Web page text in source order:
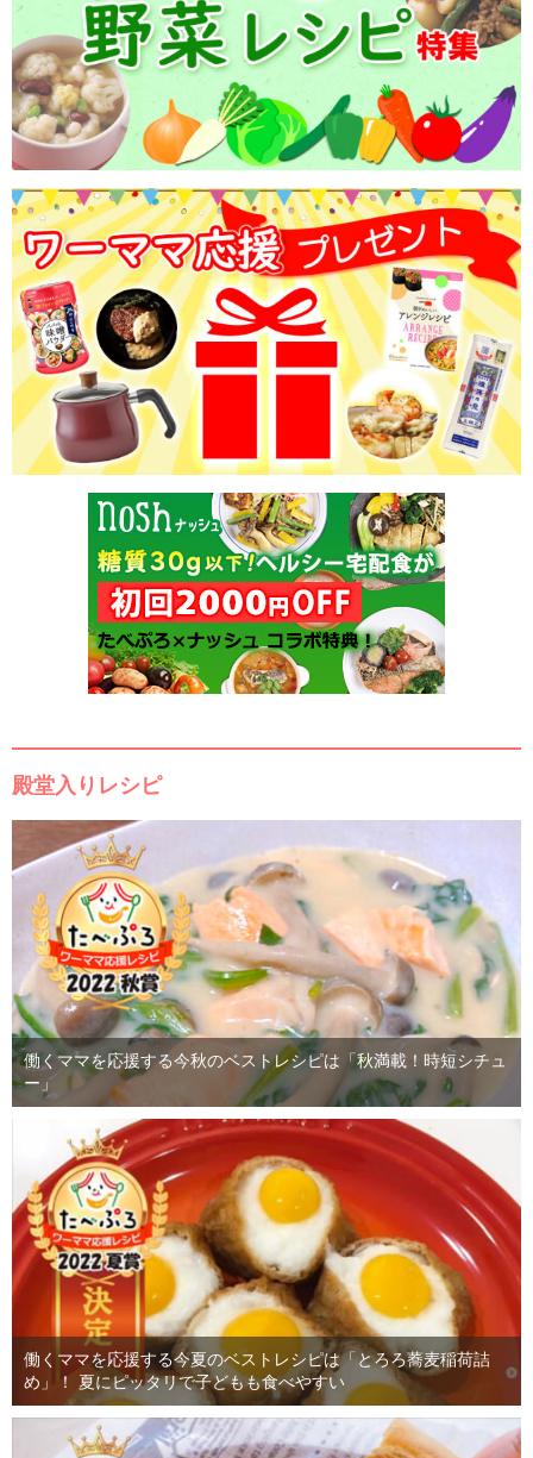
殿堂入りレシピ
働くママを応援する今秋のベストレシピは「秋満載！時短シチュ
ー」
働くママを応援する今夏のベストレシピは「とろろ蕎麦稲荷詰
め」！ 夏にピッタリで子どもも食べやすい